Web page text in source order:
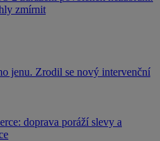
zmírnit
jenu. Zrodil se nový intervenční
doprava poráží slevy a